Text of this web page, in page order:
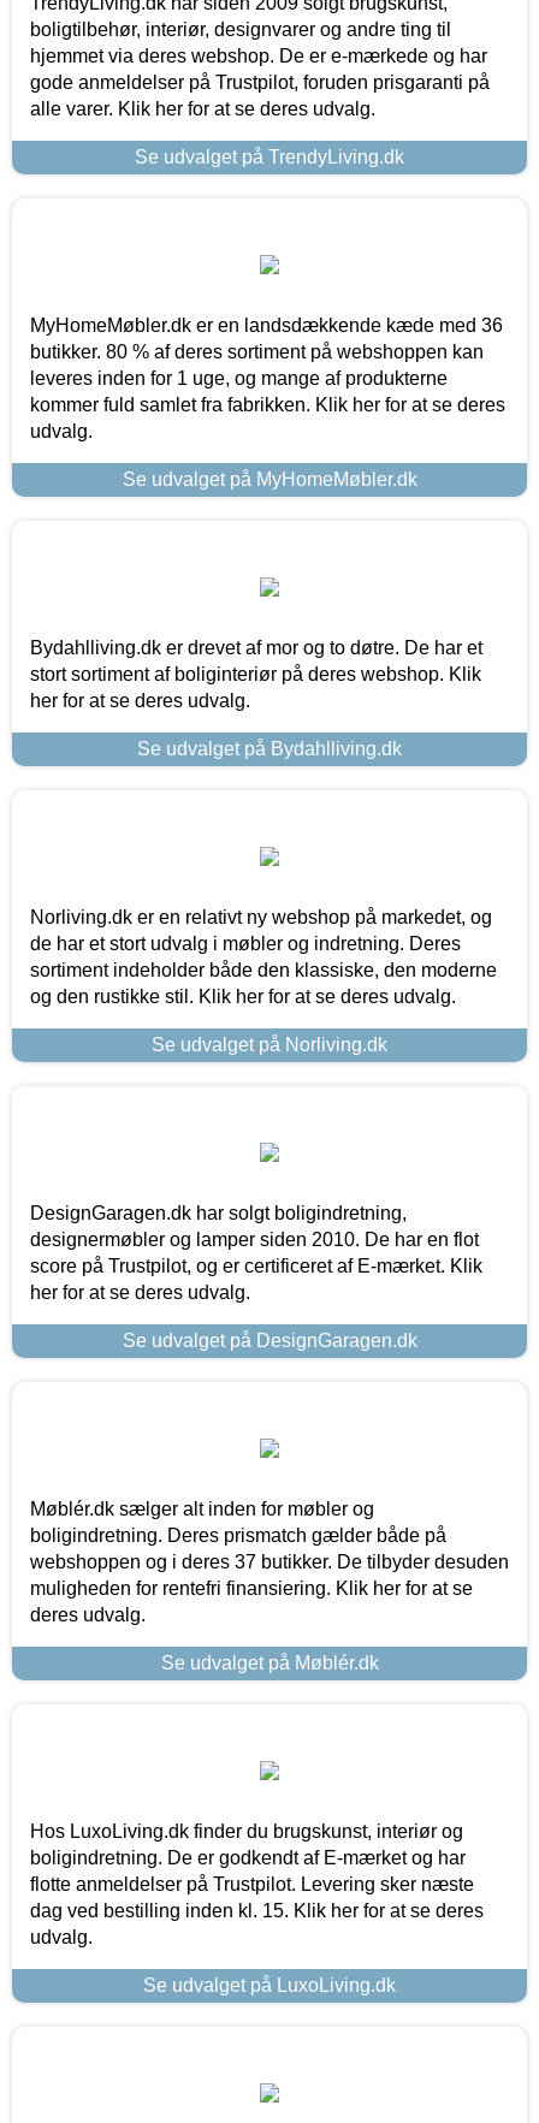
boligtilbehør, interiør, designvarer og andre ting til
hjemmet via deres webshop. De er e-mærkede og har
gode anmeldelser på Trustpilot, foruden prisgaranti på
alle varer. Klik her for at se deres udvalg.
Se udvalget på TrendyLiving.dk
MyHomeMøbler.dk er en landsdækkende kæde med 36
butikker. 80 % af deres sortiment på webshoppen kan
leveres inden for 1 uge, og mange af produkterne
kommer fuld samlet fra fabrikken. Klik her for at se deres
udvalg.
Se udvalget på MyHomeMøbler.dk
Bydahlliving.dk er drevet af mor og to døtre. De har et
stort sortiment af boliginteriør på deres webshop. Klik
her for at se deres udvalg.
Se udvalget på Bydahlliving.dk
Norliving.dk er en relativt ny webshop på markedet, og
de har et stort udvalg i møbler og indretning. Deres
sortiment indeholder både den klassiske, den moderne
og den rustikke stil. Klik her for at se deres udvalg.
Se udvalget på Norliving.dk
DesignGaragen.dk har solgt boligindretning,
designermøbler og lamper siden 2010. De har en flot
score på Trustpilot, og er certificeret af E-mærket. Klik
her for at se deres udvalg.
Se udvalget på DesignGaragen.dk
Møblér.dk sælger alt inden for møbler og
boligindretning. Deres prismatch gælder både på
webshoppen og i deres 37 butikker. De tilbyder desuden
muligheden for rentefri finansiering. Klik her for at se
deres udvalg.
Se udvalget på Møblér.dk
Hos LuxoLiving.dk finder du brugskunst, interiør og
boligindretning. De er godkendt af E-mærket og har
flotte anmeldelser på Trustpilot. Levering sker næste
dag ved bestilling inden kl. 15. Klik her for at se deres
udvalg.
Se udvalget på LuxoLiving.dk